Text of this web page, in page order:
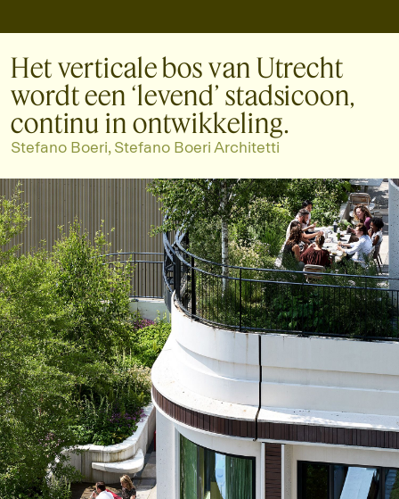
Het verticale bos van Utrecht
wordt een ‘levend’ stadsicoon,
continu in ontwikkeling.
Stefano Boeri, Stefano Boeri Architetti